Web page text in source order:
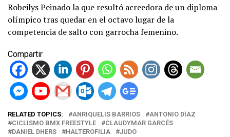
Robeilys Peinado la que resultó acreedora de un diploma
olímpico tras quedar en el octavo lugar de la
competencia de salto con garrocha femenino.
Compartir
RELATED TOPICS: ANRIQUELIS BARRIOS
ANTONIO DÍAZ
CICLISMO BMX FREESTYLE
CLAUDYMAR GARCÉS
DANIEL DHERS
HALTEROFILIA
JUDO